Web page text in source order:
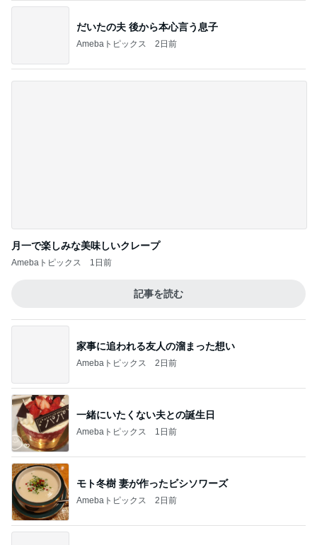
だいたの夫 後から本心言う息子
Amebaトピックス 2日前
月一で楽しみな美味しいクレープ
Amebaトピックス 1日前
記事を読む
家事に追われる友人の溜まった想い
Amebaトピックス 2日前
一緒にいたくない夫との誕生日
Amebaトピックス 1日前
モト冬樹 妻が作ったビシソワーズ
Amebaトピックス 2日前